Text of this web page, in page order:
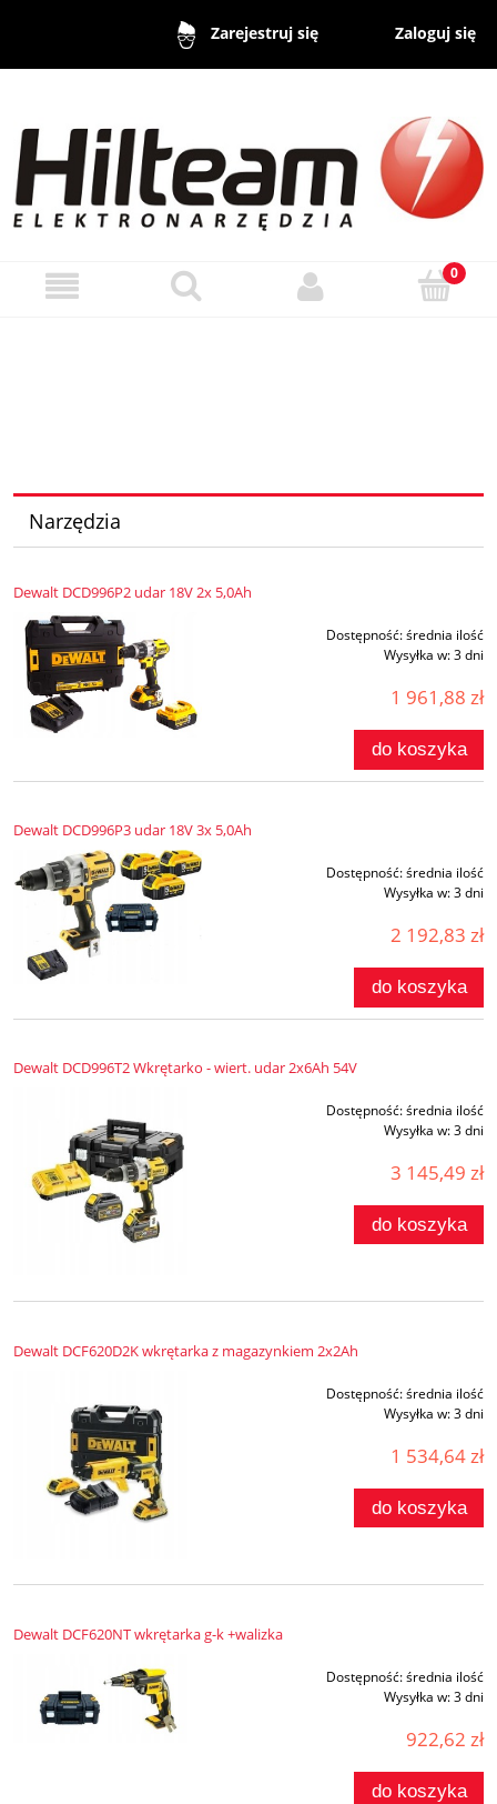
Zarejestruj się Zaloguj się
Narzędzia
Dewalt DCD996P2 udar 18V 2x 5,0Ah
Dostępność:średnia ilość
Wysyłka w:3 dni
1 961,88 zł
do koszyka
Dewalt DCD996P3 udar 18V 3x 5,0Ah
Dostępność:średnia ilość
Wysyłka w:3 dni
2 192,83 zł
do koszyka
Dewalt DCD996T2 Wkrętarko - wiert. udar 2x6Ah 54V
Dostępność:średnia ilość
Wysyłka w:3 dni
3 145,49 zł
do koszyka
Dewalt DCF620D2K wkrętarka z magazynkiem 2x2Ah
Dostępność:średnia ilość
Wysyłka w:3 dni
1 534,64 zł
do koszyka
Dewalt DCF620NT wkrętarka g-k +walizka
Dostępność:średnia ilość
Wysyłka w:3 dni
922,62 zł
do koszyka